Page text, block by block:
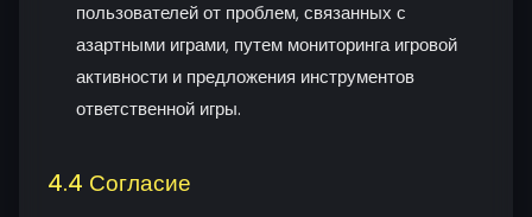
пользователей от проблем, связанных с
азартными играми, путем мониторинга игровой
активности и предложения инструментов
ответственной игры.
4.4 Согласие